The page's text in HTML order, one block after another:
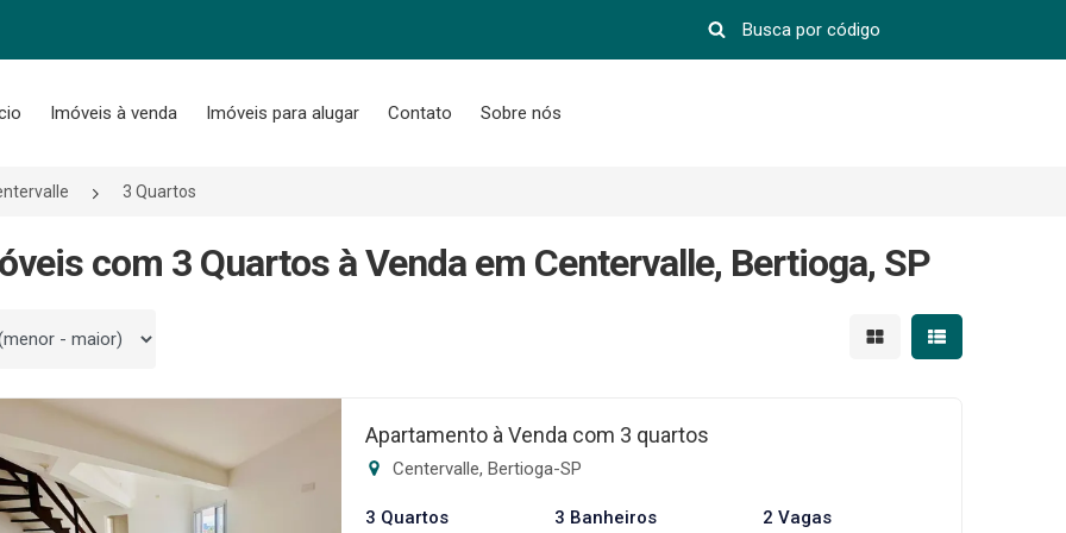
Imóveis à venda Imóveis para alugar Contato Sobre nós
3 Quartos
com 3 Quartos à Venda em Centervalle, Bertioga, SP
Mostrar resultados em
Mostrar
Apartamento à Venda com 3 quartos
Centervalle, Bertioga-SP
3 Quartos 3 Banheiros 2 Vagas